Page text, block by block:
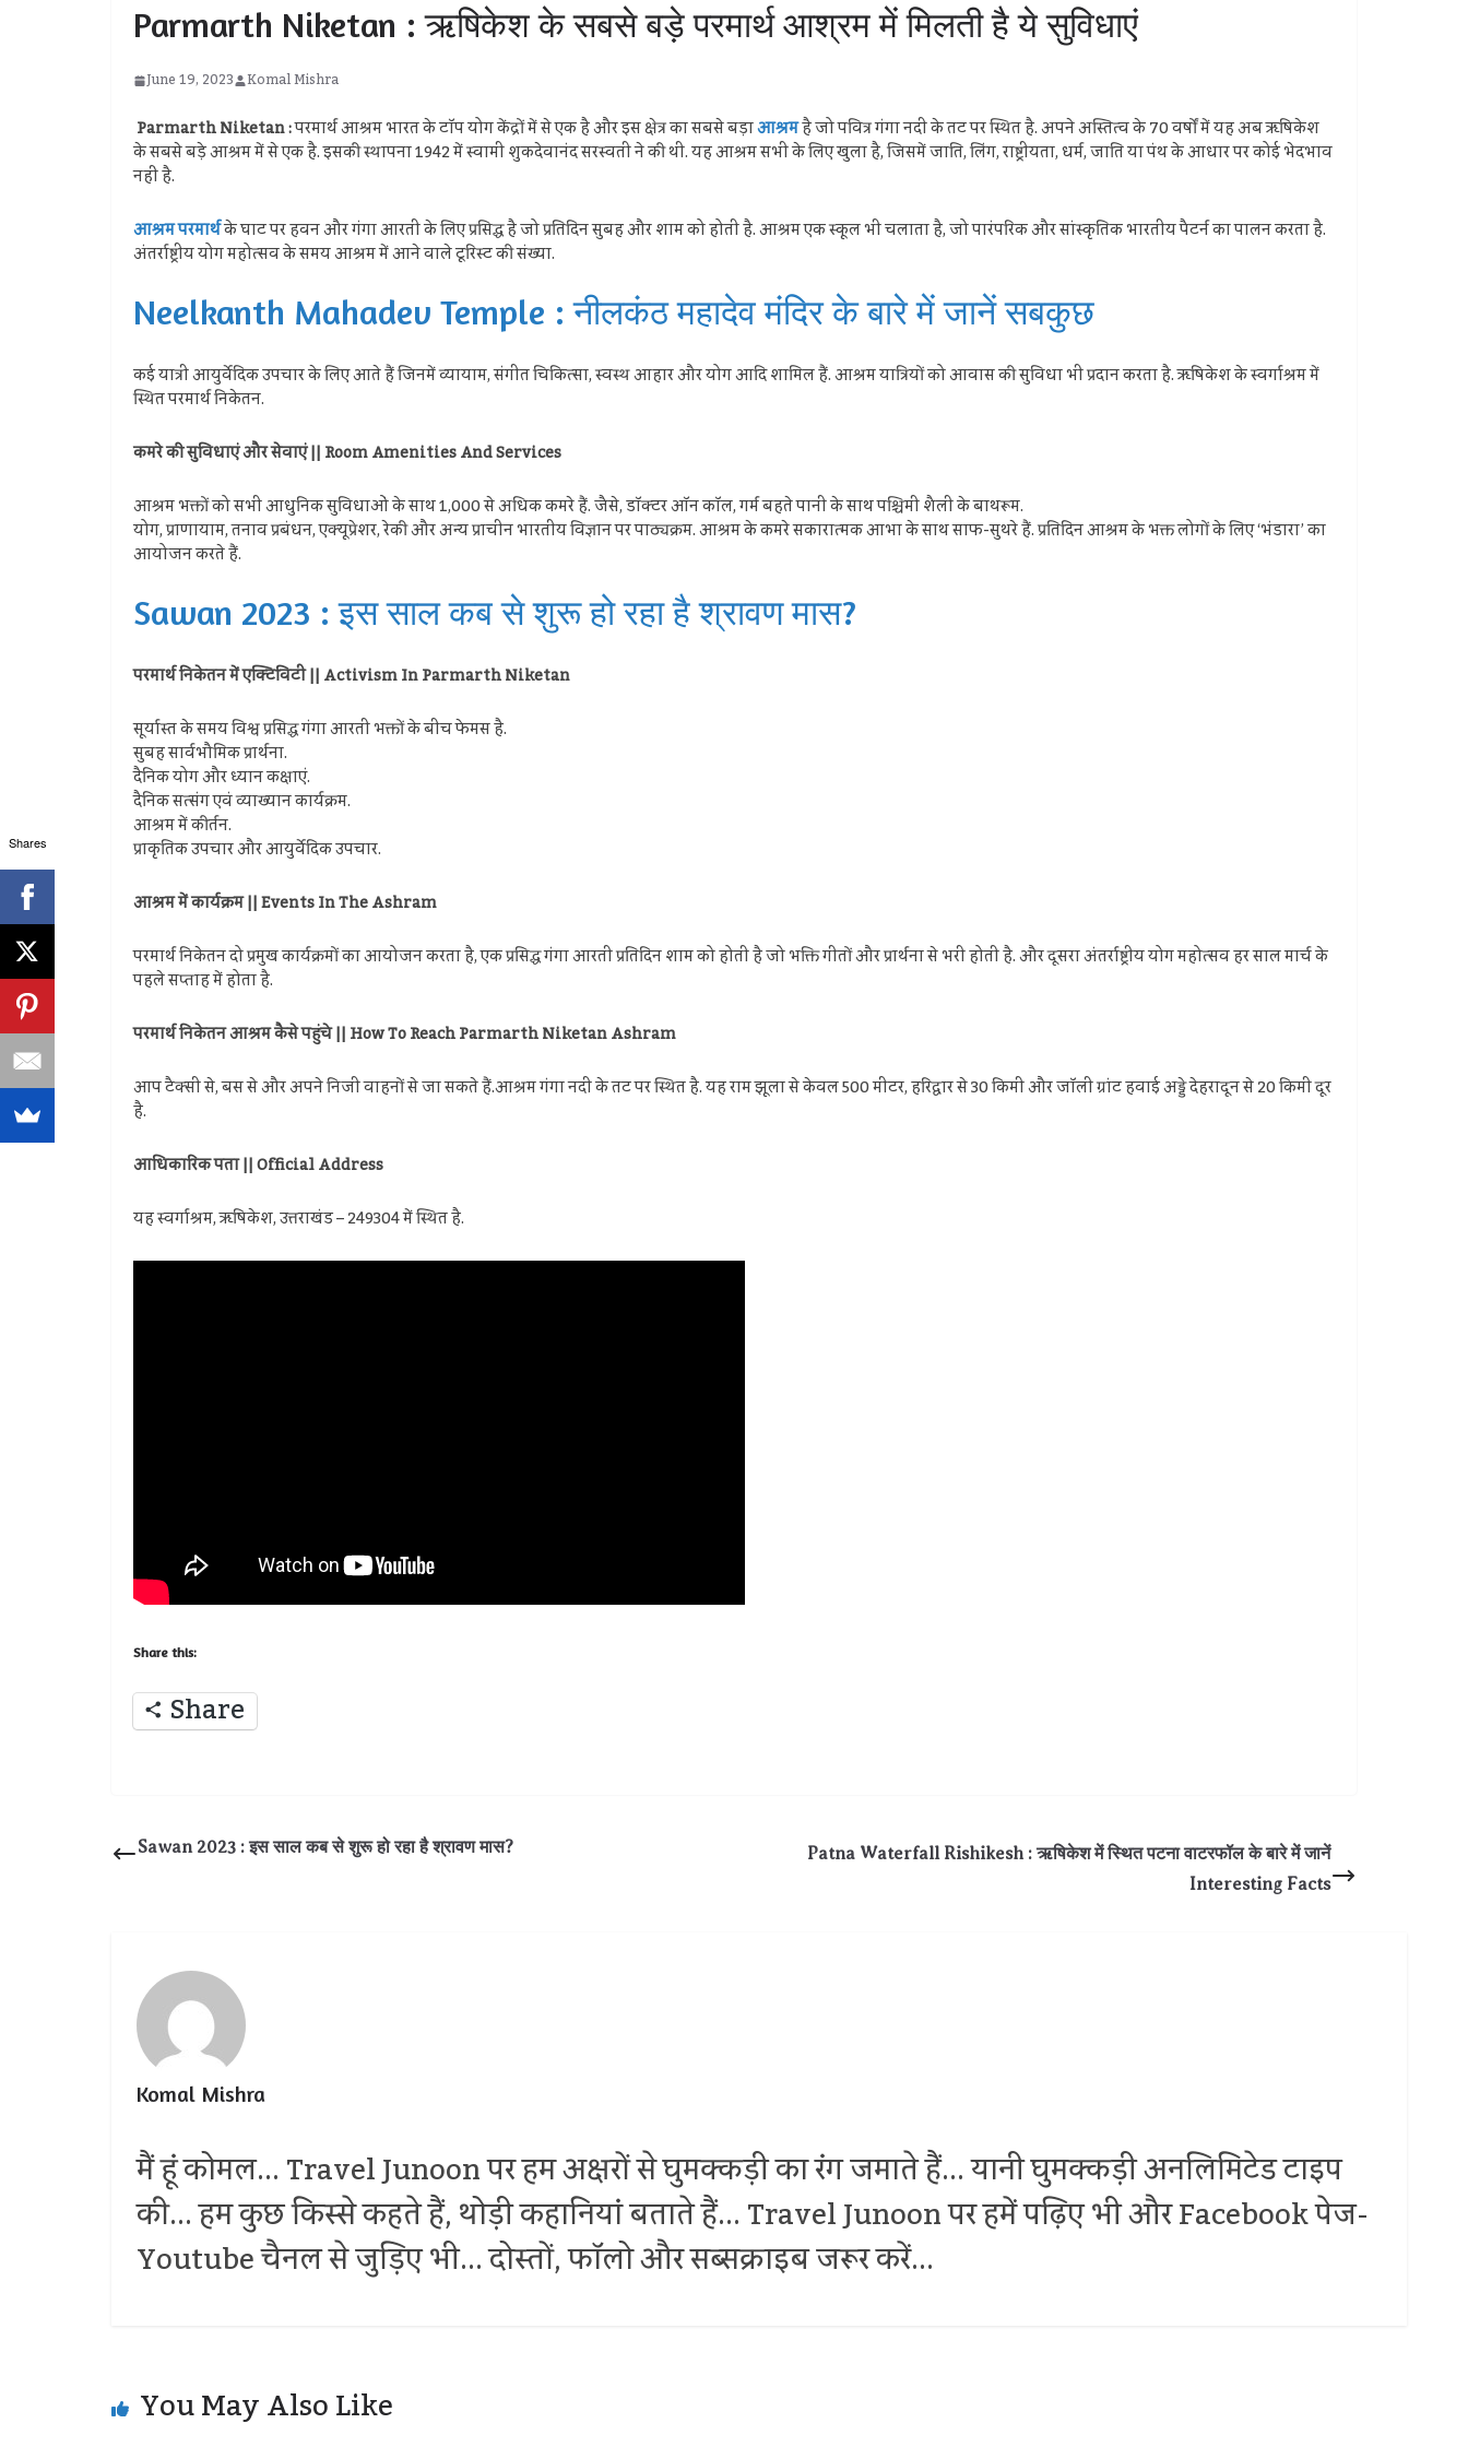
Parmarth Niketan : ऋषिकेश के सबसे बड़े परमार्थ आश्रम में मिलती है ये सुविधाएं
June 19, 2023 Komal Mishra
Parmarth Niketan :परमार्थ आश्रम भारत के टॉप योग केंद्रों में से एक है और इस क्षेत्र का सबसे बड़ाआश्रमहै जो पवित्र गंगा नदी के तट पर स्थित है. अपने अस्तित्व के 70 वर्षों में यह अब ऋषिकेश
के सबसे बड़े आश्रम में से एक है. इसकी स्थापना 1942 में स्वामी शुकदेवानंद सरस्वती ने की थी. यह आश्रम सभी के लिए खुला है, जिसमें जाति, लिंग, राष्ट्रीयता, धर्म, जाति या पंथ के आधार पर कोई भेदभाव
नहीं है.
आश्रम परमार्थके घाट पर हवन और गंगा आरती के लिए प्रसिद्ध है जो प्रतिदिन सुबह और शाम को होती है. आश्रम एक स्कूल भी चलाता है, जो पारंपरिक और सांस्कृतिक भारतीय पैटर्न का पालन करता है.
अंतर्राष्ट्रीय योग महोत्सव के समय आश्रम में आने वाले टूरिस्ट की संख्या.
Neelkanth Mahadev Temple : नीलकंठ महादेव मंदिर के बारे में जानें सबकुछ
कई यात्री आयुर्वेदिक उपचार के लिए आते हैं जिनमें व्यायाम, संगीत चिकित्सा, स्वस्थ आहार और योग आदि शामिल हैं. आश्रम यात्रियों को आवास की सुविधा भी प्रदान करता है. ऋषिकेश के स्वर्गाश्रम में
स्थित परमार्थ निकेतन.
कमरे की सुविधाएं और सेवाएं || Room Amenities And Services
आश्रम भक्तों को सभी आधुनिक सुविधाओं के साथ 1,000 से अधिक कमरे हैं. जैसे, डॉक्टर ऑन कॉल, गर्म बहते पानी के साथ पश्चिमी शैली के बाथरूम.
योग, प्राणायाम, तनाव प्रबंधन, एक्यूप्रेशर, रेकी और अन्य प्राचीन भारतीय विज्ञान पर पाठ्यक्रम. आश्रम के कमरे सकारात्मक आभा के साथ साफ-सुथरे हैं. प्रतिदिन आश्रम के भक्त लोगों के लिए ‘भंडारा’ का
आयोजन करते हैं.
Sawan 2023 : इस साल कब से शुरू हो रहा है श्रावण मास?
परमार्थ निकेतन में एक्टिविटी || Activism In Parmarth Niketan
सूर्यास्त के समय विश्व प्रसिद्ध गंगा आरती भक्तों के बीच फेमस है.
सुबह सार्वभौमिक प्रार्थना.
दैनिक योग और ध्यान कक्षाएं.
दैनिक सत्संग एवं व्याख्यान कार्यक्रम.
आश्रम में कीर्तन.
प्राकृतिक उपचार और आयुर्वेदिक उपचार.
आश्रम में कार्यक्रम || Events In The Ashram
परमार्थ निकेतन दो प्रमुख कार्यक्रमों का आयोजन करता है, एक प्रसिद्ध गंगा आरती प्रतिदिन शाम को होती है जो भक्ति गीतों और प्रार्थना से भरी होती है. और दूसरा अंतर्राष्ट्रीय योग महोत्सव हर साल मार्च के
पहले सप्ताह में होता है.
परमार्थ निकेतन आश्रम कैसे पहुंचे || How To Reach Parmarth Niketan Ashram
आप टैक्सी से, बस से और अपने निजी वाहनों से जा सकते हैं.आश्रम गंगा नदी के तट पर स्थित है. यह राम झूला से केवल 500 मीटर, हरिद्वार से 30 किमी और जॉली ग्रांट हवाई अड्डे देहरादून से 20 किमी दूर
है.
आधिकारिक पता || Official Address
यह स्वर्गाश्रम, ऋषिकेश, उत्तराखंड – 249304 में स्थित है.
Share this:
Share
Sawan 2023 : इस साल कब से शुरू हो रहा है श्रावण मास?
Patna Waterfall Rishikesh : ऋषिकेश में स्थित पटना वाटरफॉल के बारे में जानें
Interesting Facts
Komal Mishra
मैं हूं कोमल... Travel Junoon पर हम अक्षरों से घुमक्कड़ी का रंग जमाते हैं... यानी घुमक्कड़ी अनलिमिटेड टाइप
की... हम कुछ किस्से कहते हैं, थोड़ी कहानियां बताते हैं... Travel Junoon पर हमें पढ़िए भी और Facebook पेज-
Youtube चैनल से जुड़िए भी... दोस्तों, फॉलो और सब्सक्राइब जरूर करें...
You May Also Like
Shares